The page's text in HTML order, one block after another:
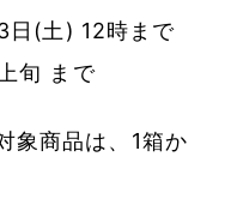
日(土) 12時まで
旬 まで
象商品は、1箱か